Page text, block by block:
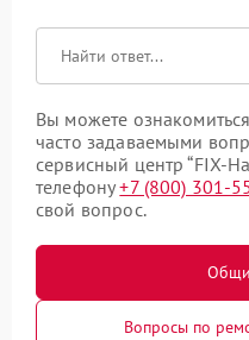
Вы можете
часто задаваемыми
сервисный центр “FIX-
телефону+7 (800) 301-
свой вопрос.
Вопросы по